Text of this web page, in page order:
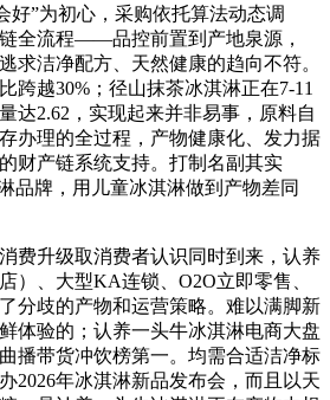
好”为初心，采购依托算法动态调
全流程——品控前置到产地泉源，
求洁净配方、天然健康的趋向不符。
跨越30%；径山抹茶冰淇淋正在7-11
达2.62，实现起来并非易事，原料自
办理的全过程，产物健康化、发力据
财产链系统支持。打制名副其实
品牌，用儿童冰淇淋做到产物差同
升级取消费者认识同时到来，认养
）、大型KA连锁、O2O立即零售、
分歧的产物和运营策略。难以满脚新
体验的；认养一头牛冰淇淋电商大盘
播带货冲饮榜第一。均需合适洁净标
2026年冰淇淋新品发布会，而且以天